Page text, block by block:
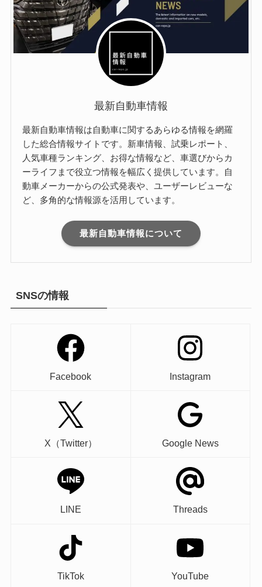
最新自動車情報
最新自動車情報は自動車に関するあらゆる情報を網羅
した総合情報サイトです。新車情報、試乗レポート、
人気車種ランキング、お得な情報など、車選びからカ
ーライフまで役立つ情報を幅広く提供しています。自
動車メーカーからの公式発表や、ユーザーレビューな
ど、多角的な情報源を活用しています。
最新自動車情報について
SNSの情報
Facebook Instagram
X（Twitter） Google News
LINE Threads
TikTok YouTube